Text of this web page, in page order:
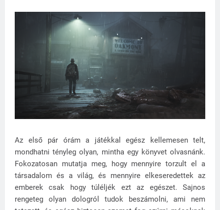
Az első pár órám a játékkal egész kellemesen telt,
mondhatni tényleg olyan, mintha egy könyvet olvasnánk.
Fokozatosan mutatja meg, hogy mennyire torzult el a
társadalom és a világ, és mennyire elkeseredettek az
emberek csak hogy túléljék ezt az egészet. Sajnos
rengeteg olyan dologról tudok beszámolni, ami nem